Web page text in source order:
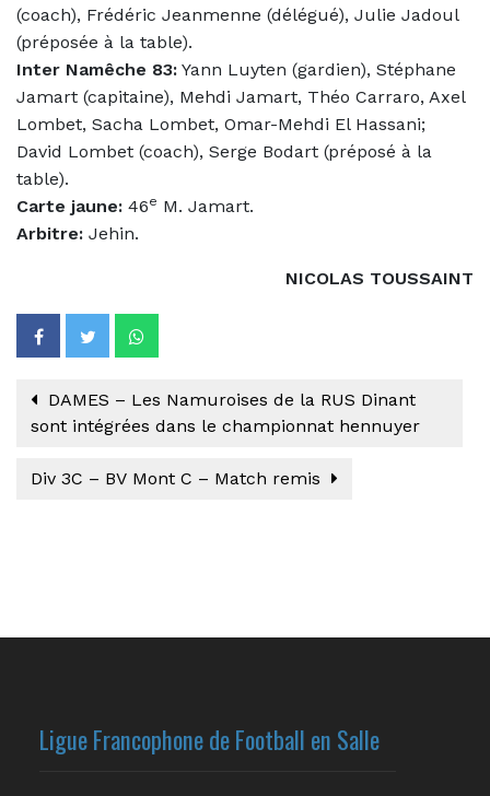
(coach), Frédéric Jeanmenne (délégué), Julie Jadoul
(préposée à la table).
Inter Namêche 83: Yann Luyten (gardien), Stéphane
Jamart (capitaine), Mehdi Jamart, Théo Carraro, Axel
Lombet, Sacha Lombet, Omar-Mehdi El Hassani;
David Lombet (coach), Serge Bodart (préposé à la
table).
Carte jaune: 46e M. Jamart.
Arbitre: Jehin.
NICOLAS TOUSSAINT
DAMES – Les Namuroises de la RUS Dinant
sont intégrées dans le championnat hennuyer
Div 3C – BV Mont C – Match remis
Ligue Francophone de Football en Salle